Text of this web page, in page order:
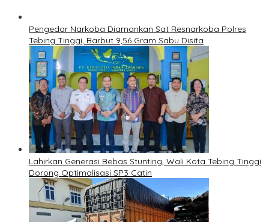
Pengedar Narkoba Diamankan Sat Resnarkoba Polres
Tebing Tinggi, Barbut 9,56 Gram Sabu Disita
Lahirkan Generasi Bebas Stunting, Wali Kota Tebing Tinggi
Dorong Optimalisasi SP3 Catin